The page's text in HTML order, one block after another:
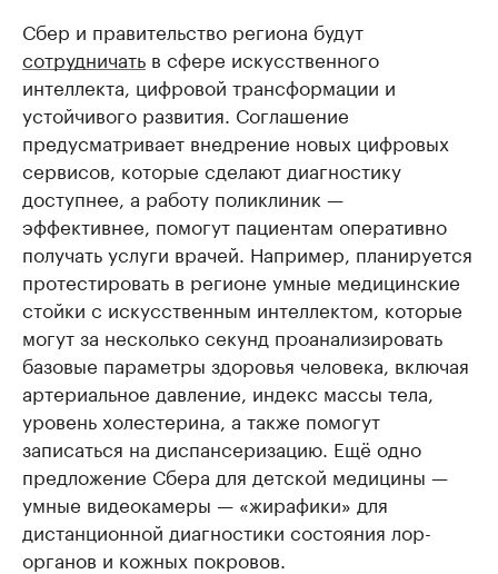
Сбер и правительство региона будут
сотрудничать в сфере искусственного
интеллекта, цифровой трансформации и
устойчивого развития. Соглашение
предусматривает внедрение новых цифровых
сервисов, которые сделают диагностику
доступнее, а работу поликлиник —
эффективнее, помогут пациентам оперативно
получать услуги врачей. Например, планируется
протестировать в регионе умные медицинские
стойки с искусственным интеллектом, которые
могут за несколько секунд проанализировать
базовые параметры здоровья человека, включая
артериальное давление, индекс массы тела,
уровень холестерина, а также помогут
записаться на диспансеризацию. Ещё одно
предложение Сбера для детской медицины —
умные видеокамеры — «жирафики» для
дистанционной диагностики состояния лор-
органов и кожных покровов.